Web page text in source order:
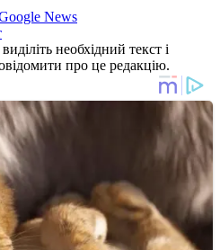
News
необхідний текст і
про це редакцію.